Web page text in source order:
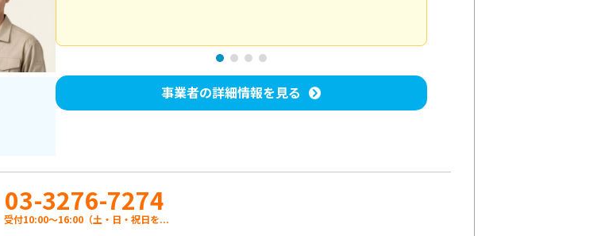
事業者の詳細情報を見る
03-3276-7274
受付10:00〜16:00（土・日・祝日を...